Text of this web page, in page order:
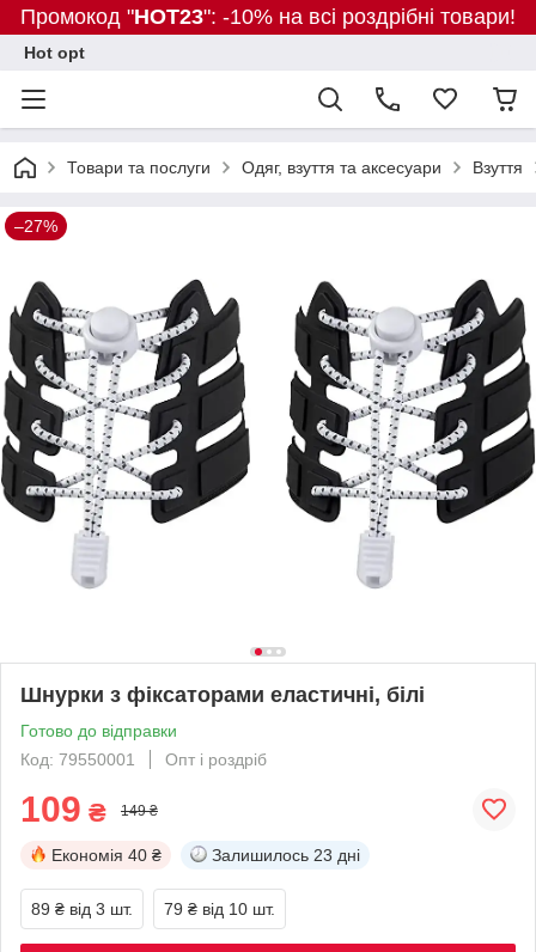
Промокод "HOT23": -10% на всі роздрібні товари!
Hot opt
Товари та послуги Одяг, взуття та аксесуари Взуття
–27%
Шнурки з фіксаторами еластичні, білі
Готово до відправки
Код: 79550001
Опт і роздріб
109 ₴ 149 ₴
Економія 40 ₴ Залишилось 23 дні
89 ₴ від 3 шт. 79 ₴ від 10 шт.